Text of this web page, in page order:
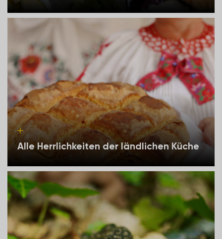
Alle Herrlichkeiten der ländlichen Küche